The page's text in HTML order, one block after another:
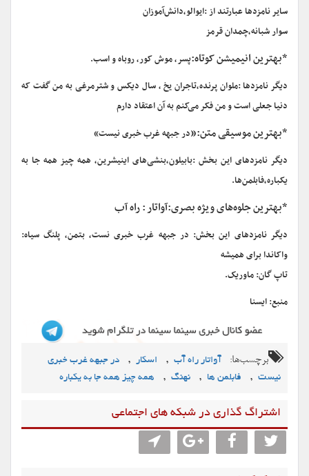
سایر نامزدها عبارتند از :ایوالو،دانش‌آموزان
سوار شبانه،چمدان قرمز
*بهترین انیمیشن کوتاه:پسر، موش کور، روباه و اسب.
دیگر نامزدها :ملوان پرنده،تاجران یخ ، سال دیکس و شترمرغی به من گفت که
دنیا جعلی است و من فکر می‌کنم به آن اعتقاد دارم
*بهترین موسیقی متن:«در جبهه غرب خبری نیست»
دیگر نامزدهای این بخش :بابیلون،بنشی‌های اینیشرین، همه چیز همه جا به
یکباره،فابلمن‌ها.
*بهترین جلوه‌های ویژه بصری:آواتار : راه آب
دیگر نامزدهای این بخش: در جبهه غرب خبری نست، بتمن، پلنگ سیاه:
واکاندا برای همیشه
تاپ گان: ماوریک.
منبع: ایسنا
برچسب‌ها: آواتار راه آب , اسکار ,
در جبهه غرب خبری
نیست , فابلمن ها , نهنگ , همه چیز همه جا به یکباره
اشتراگ گذاری در شبکه های اجتماعی